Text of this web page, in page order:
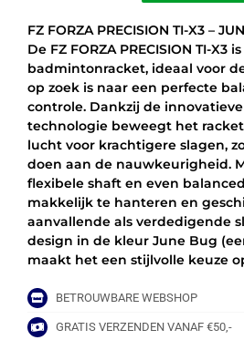
X3
aantal
FZ FORZA PRECISION TI-X3 –
De FZ FORZA PRECISION TI-X3
badmintonracket, ideaal voor
op zoek is naar een perfecte
controle. Dankzij de
technologie beweegt het
lucht voor krachtigere slagen,
doen aan de nauwkeurigheid.
flexibele shaft en even
makkelijk te hanteren en
aanvallende als verdedigende
design in de kleur June Bug
maakt het een stijlvolle keuze
BETROUWBARE WEBSHOP
GRATIS VERZENDEN VANAF €50,-